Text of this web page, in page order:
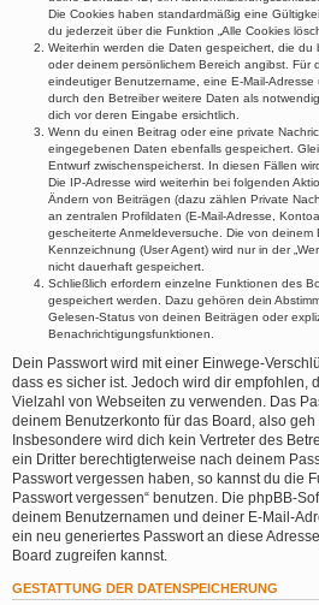
Die Cookies haben standardmäßig eine
du jederzeit über die Funktion „Alle Cookies
Weiterhin werden die Daten gespeichert, die du
oder deinem persönlichem Bereich angibst. Für
eindeutiger Benutzername, eine E-Mail-
durch den Betreiber weitere Daten als
dich vor deren Eingabe ersichtlich.
Wenn du einen Beitrag oder eine private
eingegebenen Daten ebenfalls gespeichert.
Entwurf zwischenspeicherst. In diesen Fällen
Die IP-Adresse wird weiterhin bei folgenden
Ändern von Beiträgen (dazu zählen Private
an zentralen Profildaten (E-Mail-Adresse,
gescheiterte Anmeldeversuche. Die von deinem
Kennzeichnung (User Agent) wird nur in der
nicht dauerhaft gespeichert.
Schließlich erfordern einzelne Funktionen des
gespeichert werden. Dazu gehören dein
Gelesen-Status von deinen Beiträgen oder
Benachrichtigungsfunktionen.
Dein Passwort wird mit einer Einwege-
dass es sicher ist. Jedoch wird dir empfohlen,
Vielzahl von Webseiten zu verwenden. Das
deinem Benutzerkonto für das Board, also
Insbesondere wird dich kein Vertreter des
ein Dritter berechtigterweise nach deinem
Passwort vergessen haben, so kannst du die
Passwort vergessen“ benutzen. Die phpBB-
deinem Benutzernamen und deiner E-Mail-
ein neu generiertes Passwort an diese
Board zugreifen kannst.
GESTATTUNG DER DATENSPEICHERUNG